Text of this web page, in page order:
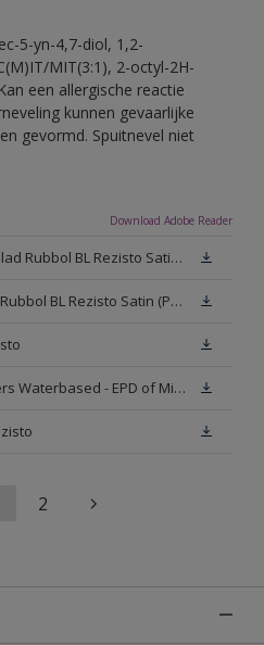
5-yn-4,7-diol, 1,2-
MIT(3:1), 2-octyl-2H-
een allergische reactie
kunnen gevaarlijke
gevormd. Spuitnevel niet
Download Adobe Reader
Technisch Informatieblad Rubbol BL Rezisto Satin (PDF)
ILF Certificaat Sikkens Rubbol BL Rezisto Satin (PDF)
Sikkens Interior Laquers Waterbased - EPD of Milieuproductverklaring
2